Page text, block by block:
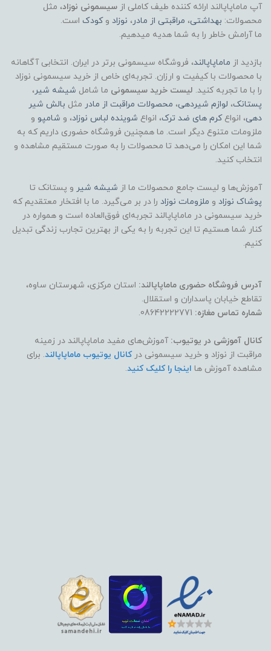
آپ ماماپاپالند ارائه کننده طیف کاملی از سیسمونی نوزاد، مثل
محصولات: بهداشتی، مراقبتی از مادر، نوزاد وکودک است.
ما آرامش خاطر را به شما هدیه میدهیم.
بازدید از ماماپاپالند، فروشگاه سیسمونی برتر در ایران. انتخابی آگاهانه
با محصولات با کیفیت و ارزان. تجربه‌ای خاص از خرید سیسمونی نوزاد
را با ما تجربه کنید. لیست خرید سیسمونی ما شامل شیشه شیر،
پستانک، لوازم شیردهی، محصولات مراقبت از مادر مثل بالش شیر
دهی، انواعکرم های ضد ترک، انواع شوینده لباس نوزاد، و شامپو و
ملزومات متنوع دیگر است. ما همچنین فروشگاه حضوری داریم که به
شما این امکان را می‌دهد تا محصولات را به صورت مستقیم مشاهده و
انتخاب کنید.
آموزش‌ها و لیست جامع محصولات ما از شیشه شیر و پستانک تا
پوشاک نوزاد و ملزومات نوزاد را در بر می‌گیرد. ما با افتخار معتقدیم که
خرید سیسمونی در ماماپاپالند تجربه‌ای فوق‌العاده است و همواره در
کنار شما هستیم تا این تجربه را به یکی از بهترین تجارب زندگی تبدیل
کنیم.
آدرس فروشگاه حضوری ماماپاپالند: استان مرکزی، شهرستان ساوه،
تقاطع خیابان پاسداران و استقلال.
شماره تماس مغازه:
کانال آموزشی در یوتیوب: آموزش‌های مفید ماماپاپالند در زمینه
مراقبت از نوزاد و خرید سیسمونی درکانال یوتیوب ماماپاپالند. برای
مشاهده آموزش ها اینجا را کلیک کنید.